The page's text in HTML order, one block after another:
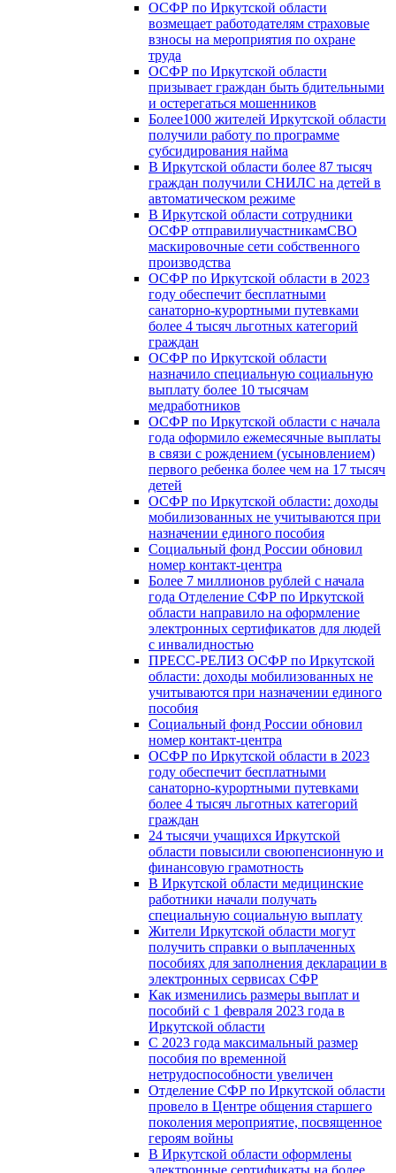
ОСФР по Иркутской области
возмещает работодателям страховые
взносы на мероприятия по охране
труда
ОСФР по Иркутской области
призывает граждан быть бдительными
и остерегаться мошенников
Более1000 жителей Иркутской области
получили работу по программе
субсидирования найма
В Иркутской области более 87 тысяч
граждан получили СНИЛС на детей в
автоматическом режиме
В Иркутской области сотрудники
ОСФР отправилиучастникамСВО
маскировочные сети собственного
производства
ОСФР по Иркутской области в 2023
году обеспечит бесплатными
санаторно-курортными путевками
более 4 тысяч льготных категорий
граждан
ОСФР по Иркутской области
назначило специальную социальную
выплату более 10 тысячам
медработников
ОСФР по Иркутской области с начала
года оформило ежемесячные выплаты
в связи с рождением (усыновлением)
первого ребенка более чем на 17 тысяч
детей
ОСФР по Иркутской области: доходы
мобилизованных не учитываются при
назначении единого пособия
Социальный фонд России обновил
номер контакт-центра
Более 7 миллионов рублей с начала
года Отделение СФР по Иркутской
области направило на оформление
электронных сертификатов для людей
с инвалидностью
ПРЕСС-РЕЛИЗ ОСФР по Иркутской
области: доходы мобилизованных не
учитываются при назначении единого
пособия
Социальный фонд России обновил
номер контакт-центра
ОСФР по Иркутской области в 2023
году обеспечит бесплатными
санаторно-курортными путевками
более 4 тысяч льготных категорий
граждан
24 тысячи учащихся Иркутской
области повысили своюпенсионную и
финансовую грамотность
В Иркутской области медицинские
работники начали получать
специальную социальную выплату
Жители Иркутской области могут
получить справки о выплаченных
пособиях для заполнения декларации в
электронных сервисах СФР
Как изменились размеры выплат и
пособий с 1 февраля 2023 года в
Иркутской области
С 2023 года максимальный размер
пособия по временной
нетрудоспособности увеличен
Отделение СФР по Иркутской области
провело в Центре общения старшего
поколения мероприятие, посвященное
героям войны
В Иркутской области оформлены
электронные сертификаты на более